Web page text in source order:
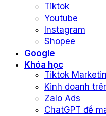
Tiktok
Youtube
Instagram
Shopee
Google
Khóa học
Tiktok
Kinh doanh
Zalo Ads
ChatGPT để